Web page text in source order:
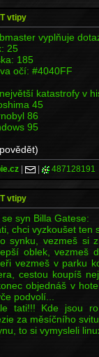
vtipy
vyplňuje
25
185
očí: #4040FF
katastrofy v
45
86
95
| | 487128191
vtipy
se syn Billa Gatese:
chci vyzkoušet ten
synku, vezmeš si
oblek, vezmeš
vezmeš v parku
cestou koupíš
objednáš v
podvolí...
tati!!! Kde jsou
za měsíčního
to si vymysleli